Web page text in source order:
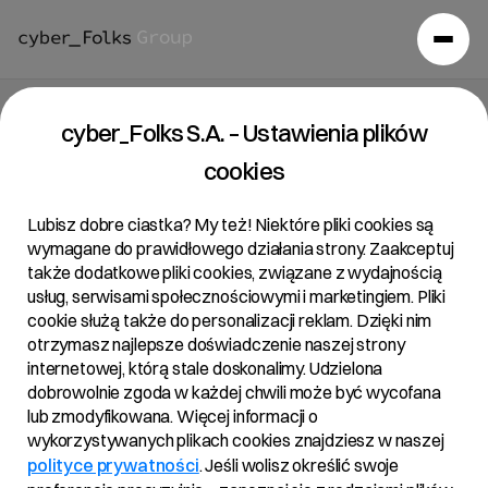
Aktualności/2019/
cyber_Folks S.A. – Ustawienia plików
cookies
Lubisz dobre ciastka? My też! Niektóre pliki cookies są
wymagane do prawidłowego działania strony. Zaakceptuj
także dodatkowe pliki cookies, związane z wydajnością
usług, serwisami społecznościowymi i marketingiem. Pliki
cookie służą także do personalizacji reklam. Dzięki nim
otrzymasz najlepsze doświadczenie naszej strony
internetowej, którą stale doskonalimy. Udzielona
dobrowolnie zgoda w każdej chwili może być wycofana
lub zmodyfikowana. Więcej informacji o
wykorzystywanych plikach cookies znajdziesz w naszej
polityce prywatności. Jeśli wolisz określić swoje